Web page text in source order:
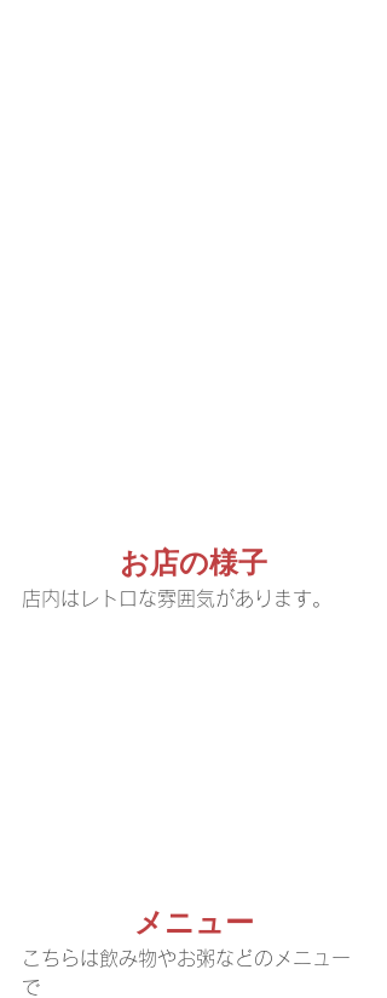
お店の様子
店内はレトロな雰囲気があります。
メニュー
こちらは飲み物やお粥などのメニュー
で